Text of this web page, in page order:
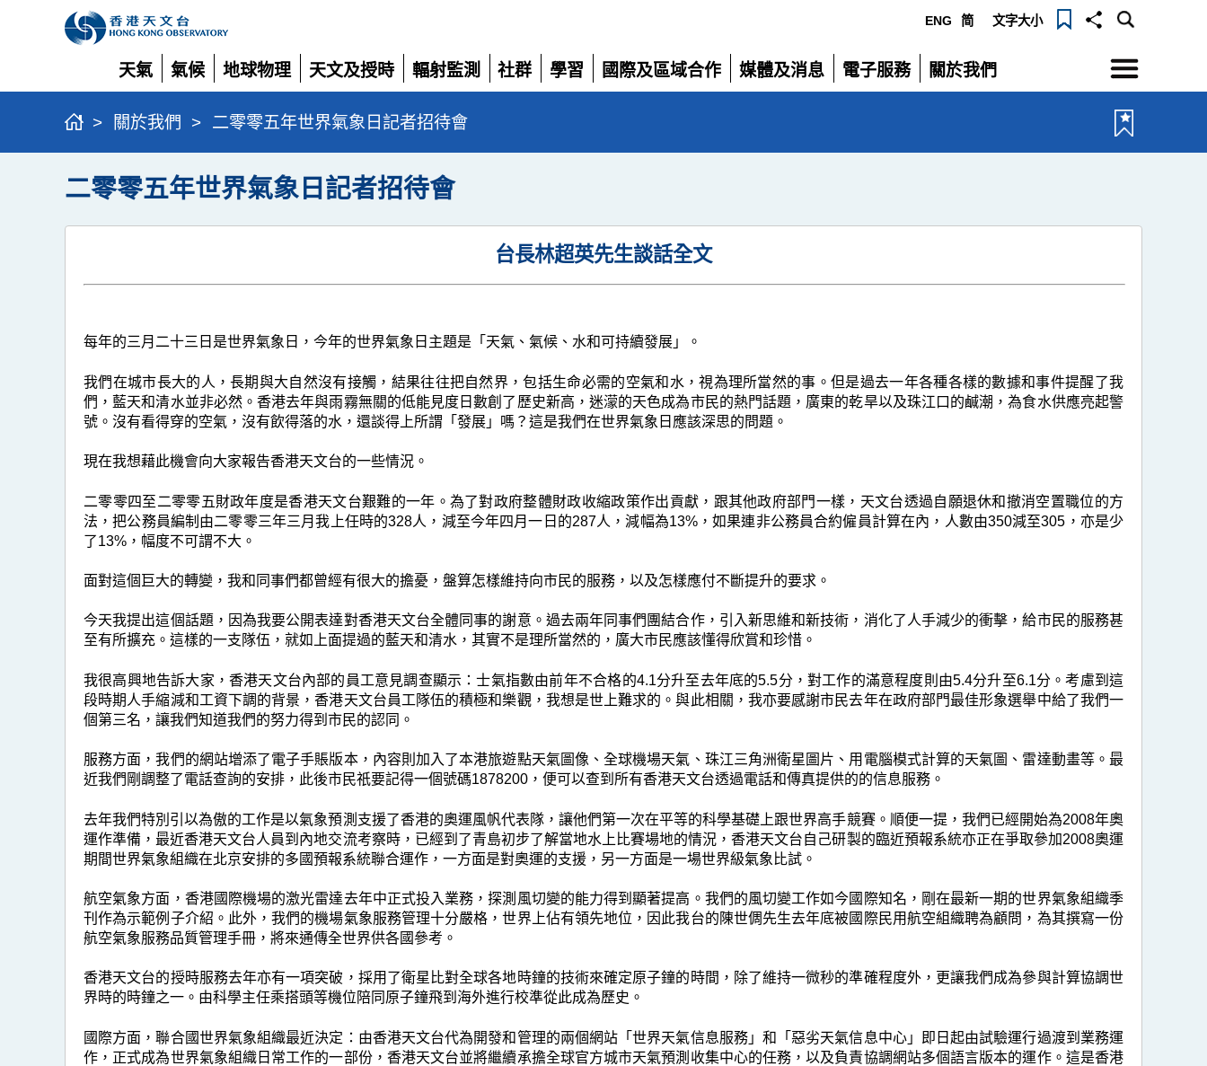
ENG 简 文字大小
天氣
展
開
氣候
展
開
地球物理
展
開
天文及授時
展
開
輻射監測
展
開
社群
展
學習
展
國際及區域合作
展
媒體及消息
展
電子服務
展
關於我們
展
選
單
> 關於我們 > 二零零五年世界氣象日記者招待會
二零零五年世界氣象日記者招待會
台長林超英先生談話全文
每年的三月二十三日是世界氣象日，今年的世界氣象日主題是「天氣、氣候、水和可持續發展」。
我們在城市長大的人，長期與大自然沒有接觸，結果往往把自然界，包括生命必需的空氣和水，視為理所當然的事。但是過去一年各種各樣的數據和事件提醒了我
們，藍天和清水並非必然。香港去年與雨霧無關的低能見度日數創了歷史新高，迷濛的天色成為市民的熱門話題，廣東的乾旱以及珠江口的鹹潮，為食水供應亮起警
號。沒有看得穿的空氣，沒有飲得落的水，還談得上所謂「發展」嗎？這是我們在世界氣象日應該深思的問題。
現在我想藉此機會向大家報告香港天文台的一些情況。
二零零四至二零零五財政年度是香港天文台艱難的一年。為了對政府整體財政收縮政策作出貢獻，跟其他政府部門一樣，天文台透過自願退休和撤消空置職位的方
法，把公務員編制由二零零三年三月我上任時的328人，減至今年四月一日的287人，減幅為13%，如果連非公務員合約僱員計算在內，人數由350減至305，亦是少
了13%，幅度不可謂不大。
面對這個巨大的轉變，我和同事們都曾經有很大的擔憂，盤算怎樣維持向市民的服務，以及怎樣應付不斷提升的要求。
今天我提出這個話題，因為我要公開表達對香港天文台全體同事的謝意。過去兩年同事們團結合作，引入新思維和新技術，消化了人手減少的衝擊，給市民的服務甚
至有所擴充。這樣的一支隊伍，就如上面提過的藍天和清水，其實不是理所當然的，廣大市民應該懂得欣賞和珍惜。
我很高興地告訴大家，香港天文台內部的員工意見調查顯示：士氣指數由前年不合格的4.1分升至去年底的5.5分，對工作的滿意程度則由5.4分升至6.1分。考慮到這
段時期人手縮減和工資下調的背景，香港天文台員工隊伍的積極和樂觀，我想是世上難求的。與此相關，我亦要感謝市民去年在政府部門最佳形象選舉中給了我們一
個第三名，讓我們知道我們的努力得到市民的認同。
服務方面，我們的網站增添了電子手賬版本，內容則加入了本港旅遊點天氣圖像、全球機場天氣、珠江三角洲衛星圖片、用電腦模式計算的天氣圖、雷達動畫等。最
近我們剛調整了電話查詢的安排，此後市民祇要記得一個號碼1878200，便可以查到所有香港天文台透過電話和傳真提供的的信息服務。
去年我們特別引以為傲的工作是以氣象預測支援了香港的奧運風帆代表隊，讓他們第一次在平等的科學基礎上跟世界高手競賽。順便一提，我們已經開始為2008年奧
運作準備，最近香港天文台人員到內地交流考察時，已經到了青島初步了解當地水上比賽場地的情況，香港天文台自己研製的臨近預報系統亦正在爭取參加2008奧運
期間世界氣象組織在北京安排的多國預報系統聯合運作，一方面是對奧運的支援，另一方面是一場世界級氣象比試。
航空氣象方面，香港國際機場的激光雷達去年中正式投入業務，探測風切變的能力得到顯著提高。我們的風切變工作如今國際知名，剛在最新一期的世界氣象組織季
刊作為示範例子介紹。此外，我們的機場氣象服務管理十分嚴格，世界上佔有領先地位，因此我台的陳世倜先生去年底被國際民用航空組織聘為顧問，為其撰寫一份
航空氣象服務品質管理手冊，將來通傳全世界供各國參考。
香港天文台的授時服務去年亦有一項突破，採用了衛星比對全球各地時鐘的技術來確定原子鐘的時間，除了維持一微秒的準確程度外，更讓我們成為參與計算協調世
界時的時鐘之一。由科學主任乘搭頭等機位陪同原子鐘飛到海外進行校準從此成為歷史。
國際方面，聯合國世界氣象組織最近決定：由香港天文台代為開發和管理的兩個網站「世界天氣信息服務」和「惡劣天氣信息中心」即日起由試驗運行過渡到業務運
作，正式成為世界氣象組織日常工作的一部份，香港天文台並將繼續承擔全球官方城市天氣預測收集中心的任務，以及負責協調網站多個語言版本的運作。這是香港